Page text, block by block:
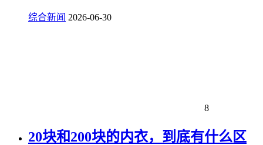
综合新闻 2026-06-30
8
20块和200块的内衣，到底有什么区